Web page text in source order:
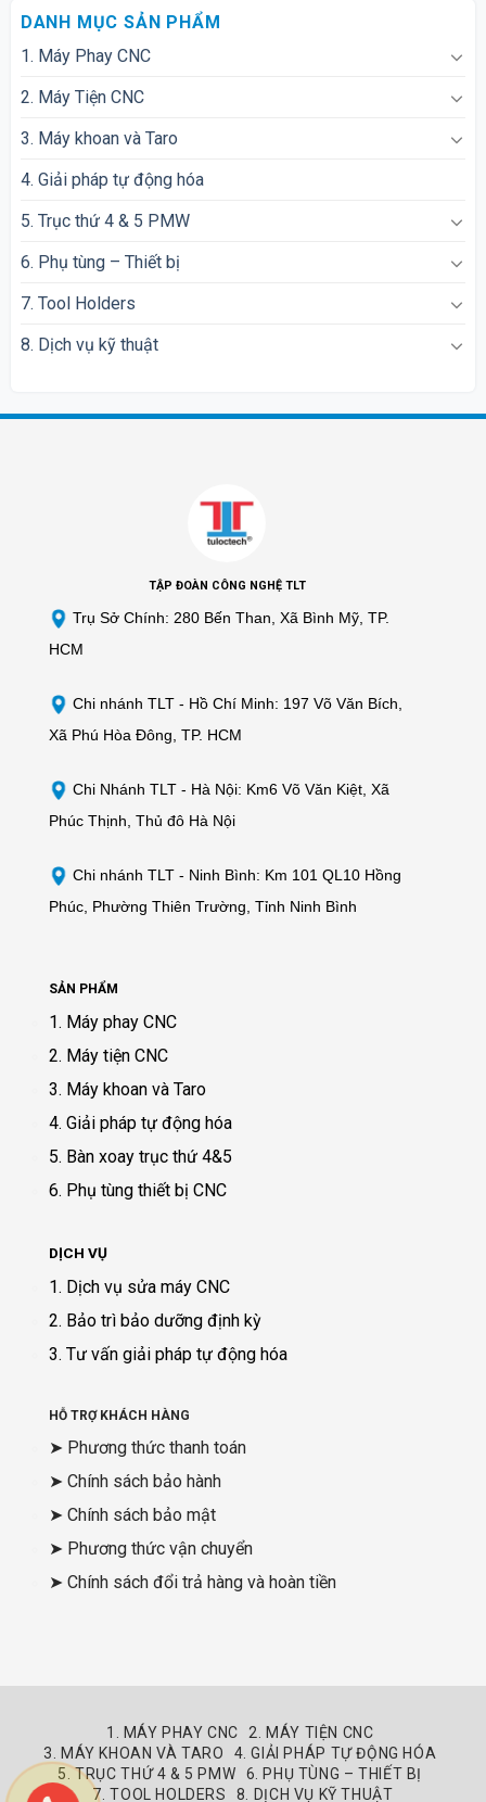
DANH MỤC SẢN PHẨM
1. Máy Phay CNC
2. Máy Tiện CNC
3. Máy khoan và Taro
4. Giải pháp tự động hóa
5. Trục thứ 4 & 5 PMW
6. Phụ tùng – Thiết bị
7. Tool Holders
8. Dịch vụ kỹ thuật
TẬP ĐOÀN CÔNG NGHỆ TLT
Trụ Sở Chính: 280 Bến Than, Xã Bình Mỹ, TP.
HCM
Chi nhánh TLT - Hồ Chí Minh: 197 Võ Văn Bích,
Xã Phú Hòa Đông, TP. HCM
Chi Nhánh TLT - Hà Nội: Km6 Võ Văn Kiệt, Xã
Phúc Thịnh, Thủ đô Hà Nội
Chi nhánh TLT - Ninh Bình: Km 101 QL10 Hồng
Phúc, Phường Thiên Trường, Tỉnh Ninh Bình
SẢN PHẨM
1. Máy phay CNC
2. Máy tiện CNC
3. Máy khoan và Taro
4. Giải pháp tự động hóa
5. Bàn xoay trục thứ 4&5
6. Phụ tùng thiết bị CNC
DỊCH VỤ
1. Dịch vụ sửa máy CNC
2. Bảo trì bảo dưỡng định kỳ
3. Tư vấn giải pháp tự động hóa
HỖ TRỢ KHÁCH HÀNG
➤ Phương thức thanh toán
➤ Chính sách bảo hành
➤ Chính sách bảo mật
➤ Phương thức vận chuyển
➤ Chính sách đổi trả hàng và hoàn tiền
1. MÁY PHAY CNC
2. MÁY TIỆN CNC
3. MÁY KHOAN VÀ TARO
4. GIẢI PHÁP TỰ ĐỘNG HÓA
5. TRỤC THỨ 4 & 5 PMW
6. PHỤ TÙNG – THIẾT BỊ
7. TOOL HOLDERS
8. DỊCH VỤ KỸ THUẬT